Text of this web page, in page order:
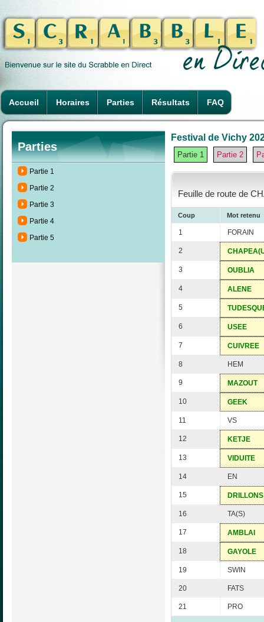
Accueil Horaires Parties Résultats FAQ
Parties
Partie 1
Partie 2
Partie 3
Partie 4
Partie 5
Festival de Vichy
Partie 1 Partie 2
Feuille de route de
Coup Mot retenu
1 FORAIN
2
3 OUBLIA
4 ALENE
5
6 USEE
7 CUIVREE
8 HEM
9 MAZOUT
10 GEEK
11 VS
12 KETJE
13 VIDUITE
14 EN
15 DRILLONS
16 TA(S)
17 AMBLAI
18 GAYOLE
19 SWIN
20 FATS
21 PRO